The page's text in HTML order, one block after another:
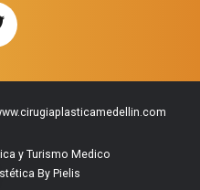
y Turismo Medico
By Pielis
MessengerInstagramGoogle Map